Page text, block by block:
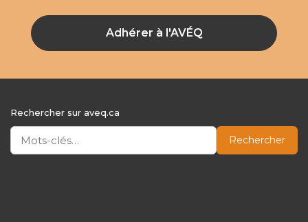
Adhérer à l'AVÉQ
Rechercher sur aveq.ca
Rechercher